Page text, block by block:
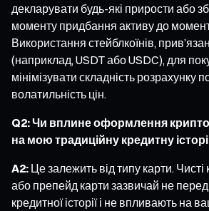
декларувати будь-які прирости або
моменту придбання активу до
Використання стейблкоїнів,
(наприклад, USDT або USDC), для
мінімізувати складність розрахунку
волатильність цін.
Q2: Чи вплине оформлення
на мою традиційну кредитну
A2: Це залежить від типу карти. Чисті
або препейд карти зазвичай не
кредитної історії і не впливають на